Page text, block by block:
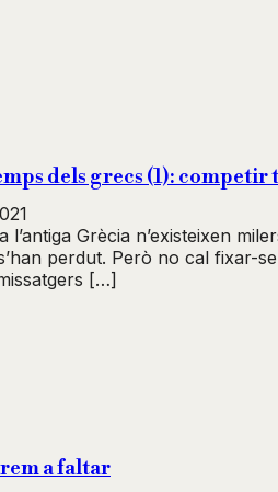
dels grecs (1):
l’antiga Grècia n’existeixen
perdut. Però no cal fixar-
[…]
a faltar